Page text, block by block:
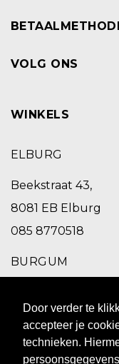
Door verder te
accepteer je
technieken.
VOLG ONS
WINKELS
ELBURG
Beekstraat 43,
8081 EB Elburg
085 8770518
BURGUM
9251 EC Burgum
0511 469 260